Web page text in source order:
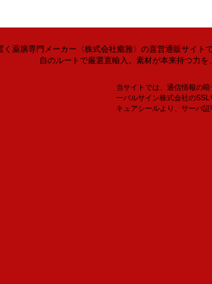
薬膳専門メーカー〈株式会社癒雅〉の直営通販サイト
自のルートで厳選直輸入。素材が本来持つ力を
当サイトでは、通信情報の
ーバルサイン株式会社の
キュアシールより、サーバ